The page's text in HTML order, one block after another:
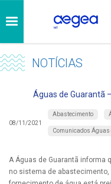
NOTÍCIAS
Águas de Guarantã
08/11/2021
Abastecimento
Comunicados Águas
A Águas de Guarantã informa
no sistema de